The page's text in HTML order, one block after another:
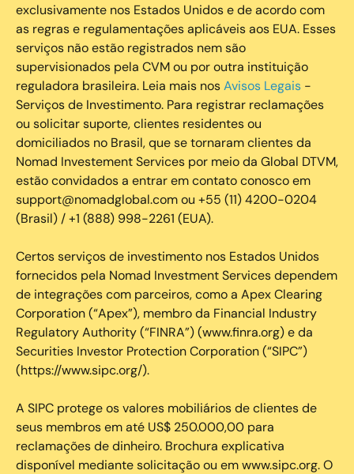
exclusivamente nos Estados Unidos e de acordo com
as regras e regulamentações aplicáveis aos EUA. Esses
serviços não estão registrados nem são
supervisionados pela CVM ou por outra instituição
reguladora brasileira. Leia mais nosAvisos Legais -
Serviços de Investimento. Para registrar reclamações
ou solicitar suporte, clientes residentes ou
domiciliados no Brasil, que se tornaram clientes da
Nomad Investement Services por meio da Global DTVM,
estão convidados a entrar em contato conosco em
support@nomadglobal.com ou +55 (11) 4200-0204
(Brasil) / +1 (888) 998-2261 (EUA).
Certos serviços de investimento nos Estados Unidos
fornecidos pela Nomad Investment Services dependem
de integrações com parceiros, como a Apex Clearing
Corporation (“Apex”), membro da Financial Industry
Regulatory Authority (“FINRA”) (www.finra.org) e da
Securities Investor Protection Corporation (“SIPC”)
(https://www.sipc.org/).
A SIPC protege os valores mobiliários de clientes de
seus membros em até US$ 250.000,00 para
reclamações de dinheiro. Brochura explicativa
disponível mediante solicitação ou em www.sipc.org. O